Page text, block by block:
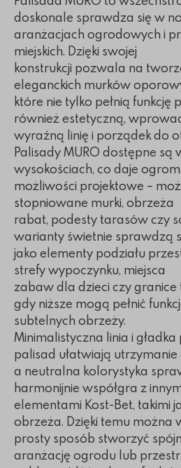
doskonale sprawdza się w
aranżacjach ogrodowych i
miejskich. Dzięki swojej
konstrukcji pozwala na
eleganckich murków
które nie tylko pełnią funkcję
również estetyczną,
wyraźną linię i porządek do
Palisady MURO dostępne są
wysokościach, co daje
możliwości projektowe –
stopniowane murki, obrzeża
rabat, podesty tarasów czy
warianty świetnie sprawdzą
jako elementy podziału
strefy wypoczynku, miejsca
zabaw dla dzieci czy
gdy niższe mogą pełnić
subtelnych obrzeży.
Minimalistyczna linia i
palisad ułatwiają utrzymanie
a neutralna kolorystyka
harmonijnie współgra z
elementami Kost-Bet, takimi
obrzeża. Dzięki temu można
prosty sposób stworzyć
aranżację ogrodu lub